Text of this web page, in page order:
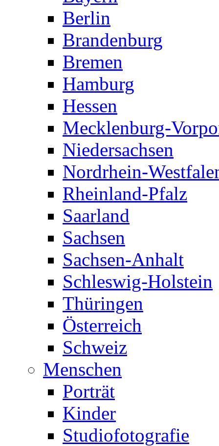
Berlin
Brandenburg
Bremen
Hamburg
Hessen
Mecklenburg-
Niedersachsen
Nordrhein-
Rheinland-Pfalz
Saarland
Sachsen
Sachsen-Anhalt
Schleswig-Holstein
Thüringen
Österreich
Schweiz
Menschen
Porträt
Kinder
Studiofotografie